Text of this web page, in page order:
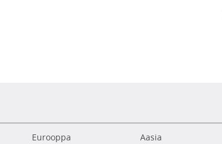
Eurooppa Aasia